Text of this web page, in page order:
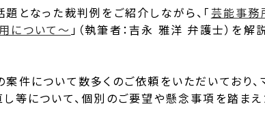
となった裁判例をご紹介しながら、「芸能事務
について〜」（執筆者：吉永 雅洋 弁護士） を解
件について数多くのご依頼をいただいており
等について、個別のご要望や懸念事項を踏まえ